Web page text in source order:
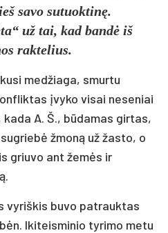
savo sutuoktinę.
už tai, kad bandė iš
raktelius.
medžiaga, smurtu
įvyko visai neseniai
A. Š., būdamas girtas,
žmoną už žasto, o
griuvo ant žemės ir
vyriškis buvo patrauktas
Ikiteisminio tyrimo metu